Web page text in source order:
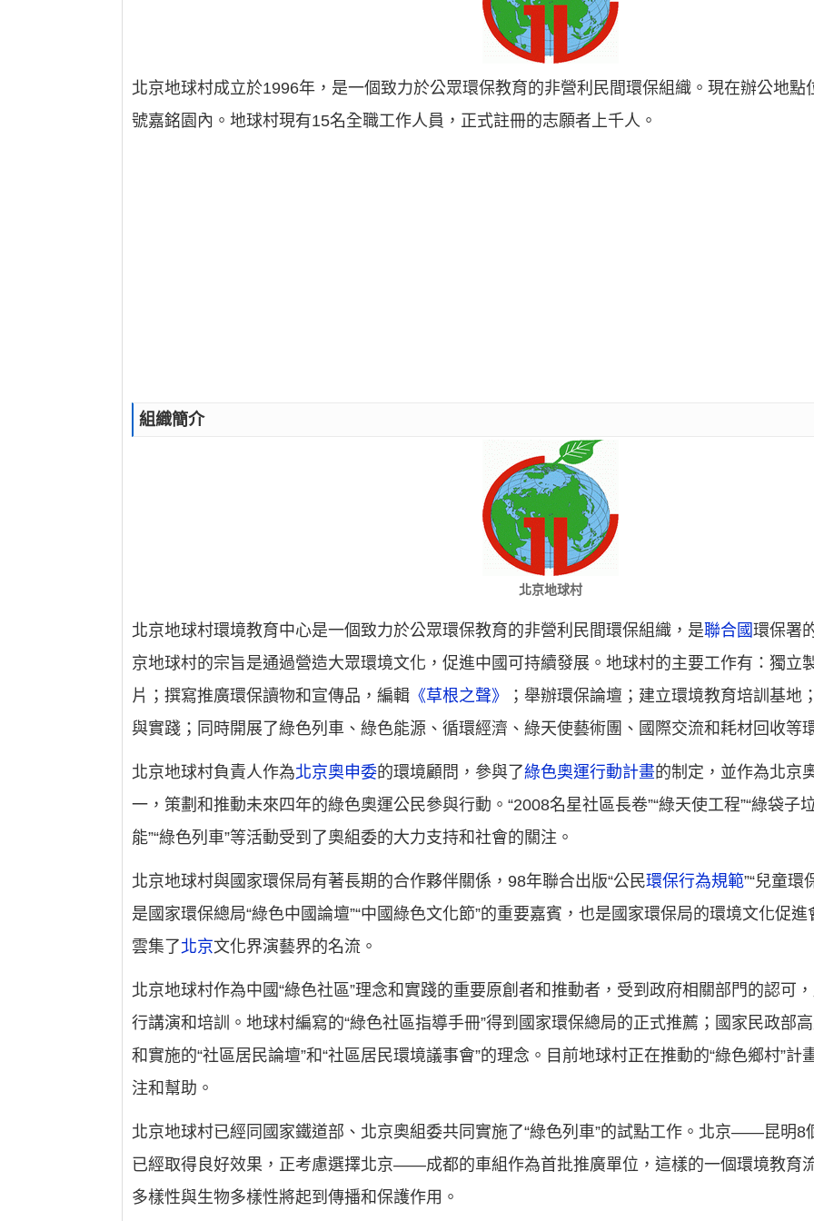
北京地球村成立於1996年，是一個致力於公眾環保教育的非營利民間環保組織。現在辦公地點
號嘉銘園內。地球村現有15名全職工作人員，正式註冊的志願者上千人。
組織簡介
北京地球村
北京地球村環境教育中心是一個致力於公眾環保教育的非營利民間環保組織，是聯合國環保署
京地球村的宗旨是通過營造大眾環境文化，促進中國可持續發展。地球村的主要工作有：獨立
片；撰寫推廣環保讀物和宣傳品，編輯 《草根之聲》
；舉辦環保論壇；建立環境教育培訓基地
與實踐；同時開展了綠色列車、綠色能源、循環經濟、綠天使藝術團、國際交流和耗材回收等
北京地球村負責人作為北京奧申委的環境顧問，參與了綠色奧運行動計畫的制定，並作為北京
一，策劃和推動未來四年的綠色奧運公民參與行動。“2008名星社區長卷”“綠天使工程”“綠袋子
能”“綠色列車”等活動受到了奧組委的大力支持和社會的關注。
北京地球村與國家環保局有著長期的合作夥伴關係，98年聯合出版“公民環保行為規範”“兒童環
是國家環保總局“綠色中國論壇”“中國綠色文化節”的重要嘉賓，也是國家環保局的環境文化促
雲集了北京文化界演藝界的名流。
北京地球村作為中國“綠色社區”理念和實踐的重要原創者和推動者，受到政府相關部門的認可
行講演和培訓。地球村編寫的“綠色社區指導手冊”得到國家環保總局的正式推薦；國家民政部
和實施的“社區居民論壇”和“社區居民環境議事會”的理念。目前地球村正在推動的“綠色鄉村”計
注和幫助。
北京地球村已經同國家鐵道部、北京奧組委共同實施了“綠色列車”的試點工作。北京——昆明8
已經取得良好效果，正考慮選擇北京——成都的車組作為首批推廣單位，這樣的一個環境教育
多樣性與生物多樣性將起到傳播和保護作用。